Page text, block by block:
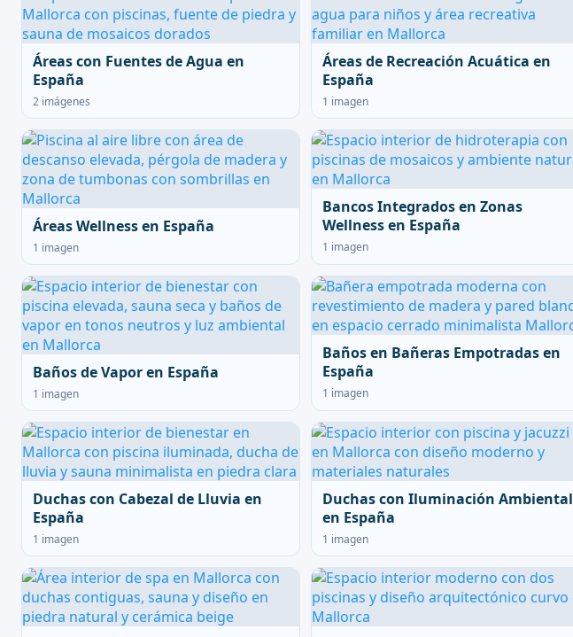
Áreas con Fuentes de Agua en
España
2 imágenes
Áreas de Recreación Acuática en
España
1 imagen
Áreas Wellness en España
1 imagen
Bancos Integrados en Zonas
Wellness en España
1 imagen
Baños de Vapor en España
1 imagen
Baños en Bañeras Empotradas en
España
1 imagen
Duchas con Cabezal de Lluvia en
España
1 imagen
Duchas con Iluminación Ambiental
en España
1 imagen